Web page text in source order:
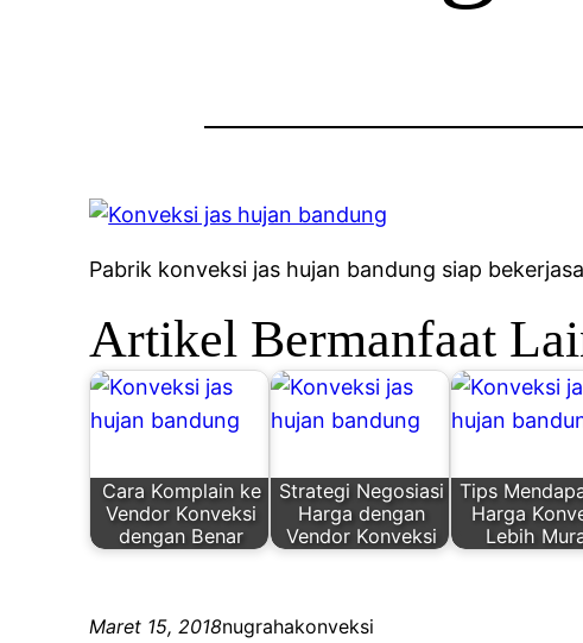
Pabrik konveksi jas hujan bandung siap
Artikel Bermanfaat
Cara Komplain ke
Vendor Konveksi
dengan Benar
Strategi Negosiasi
Harga dengan
Vendor Konveksi
Tips
Harga
Lebih
Maret 15, 2018nugrahakonveksi